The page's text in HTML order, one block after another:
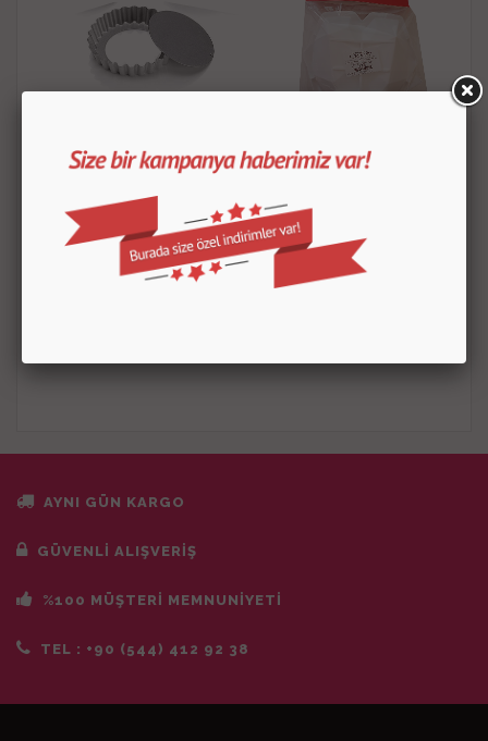
Tart Kalıbı 10 Cm
50.00TL
ÜRÜN DETAYLARI
300.00
ÜRÜN DETAYLARI
AYNI GÜN KARGO
GÜVENLİ ALIŞVERİŞ
%100 MÜŞTERİ MEMNUNİYETİ
TEL : +90 (544) 412 92 38